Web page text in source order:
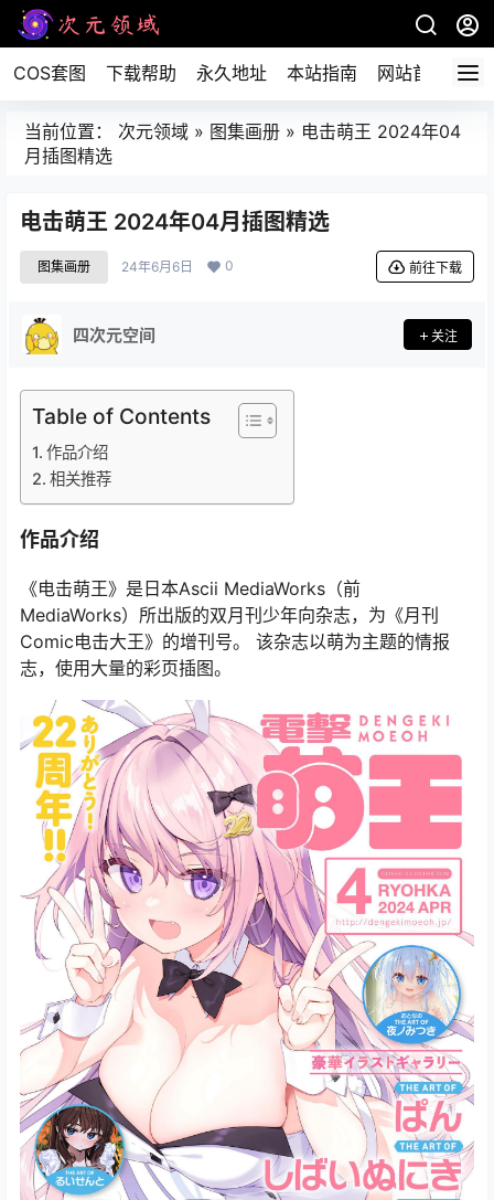
COS套图 下载帮助 永久地址 本站指南 网站首页
当前位置： 次元领域 » 图集画册 » 电击萌王 2024年04
月插图精选
电击萌王 2024年04月插图精选
图集画册 24年6月6日 0 前往下载
四次元空间 关注
Table of Contents
作品介绍
相关推荐
作品介绍
《电击萌王》是日本Ascii MediaWorks（前
MediaWorks）所出版的双月刊少年向杂志，为《月刊
Comic电击大王》的增刊号。 该杂志以萌为主题的情报
志，使用大量的彩页插图。